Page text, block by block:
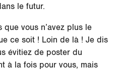
le futur.
vous n’avez plus le
ce soit ! Loin de là ! Je dis
évitiez de poster du
à la fois pour vous, mais